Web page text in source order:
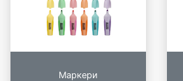
Маркери